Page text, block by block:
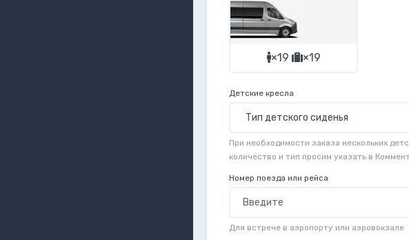
×19 ×19
Детские кресла
При необходимости заказа нескольких
количество и тип просим указать в
Номер поезда или рейса
Для встрече в аэропорту или аэровокзале